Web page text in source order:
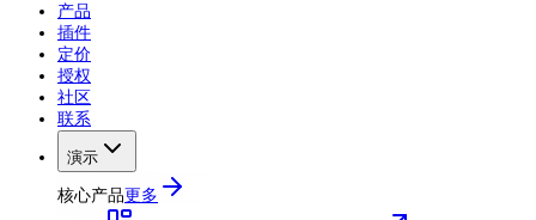
产品
插件
定价
授权
社区
联系
演示
核心产品更多